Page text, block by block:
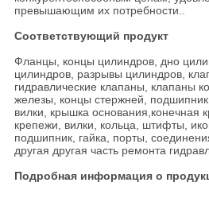
превышающим их потребности..
Соответствующий продукт
Фланцы, концы цилиндров, дно
цилиндров, разрывы цилиндров,
гидравлические клапаны, клапаны
железы, концы стержней,
вилки, крышка основания,конечная
крепежи, вилки, кольца, штифты,
подшипник, гайка, порты,
другая другая часть ремонта
Подробная информация о